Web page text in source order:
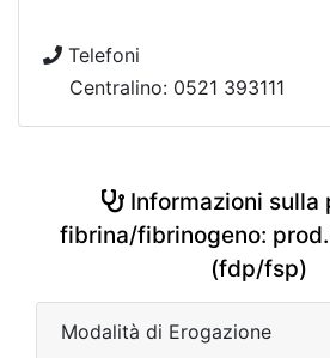
Telefoni
Centralino: 0521 393111
Informazioni sulla
fibrina/fibrinogeno:
(fdp/fsp)
Modalità di Erogazione